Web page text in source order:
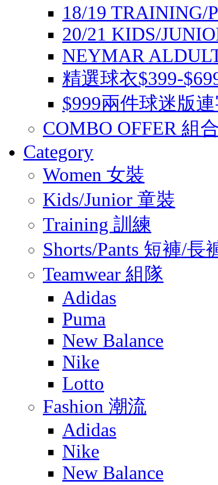
18/19 TRAINING/
20/21 KIDS/
NEYMAR
精選球衣$399-
$999兩件球迷版
COMBO OFFER 組
Category
Women 女裝
Kids/Junior 童裝
Training 訓練
Shorts/Pants 短褲/長
Teamwear 組隊
Adidas
Puma
New Balance
Nike
Lotto
Fashion 潮流
Adidas
Nike
New Balance